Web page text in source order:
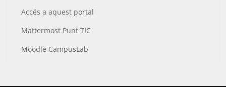
Accés a aquest portal
Mattermost Punt TIC
Moodle CampusLab